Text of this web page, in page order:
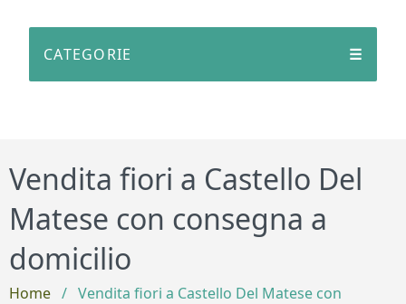
CATEGORIE ☰
Vendita fiori a Castello Del
Matese con consegna a
domicilio
Home / Vendita fiori a Castello Del Matese con